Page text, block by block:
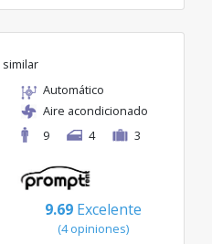
similar
Automático
Aire acondicionado
9
4 3
9.69 Excelente
(4 opiniones)